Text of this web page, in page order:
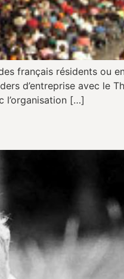
français résidents ou
d’entreprise avec le
l’organisation […]